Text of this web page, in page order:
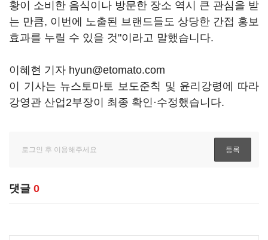
황이 소비한 음식이나 방문한 장소 역시 큰 관심을 받
는 만큼, 이번에 노출된 브랜드들도 상당한 간접 홍보
효과를 누릴 수 있을 것"이라고 말했습니다.
이혜현 기자 hyun@etomato.com
이 기사는 뉴스토마토 보도준칙 및 윤리강령에 따라
강영관 산업2부장이 최종 확인·수정했습니다.
댓글 0